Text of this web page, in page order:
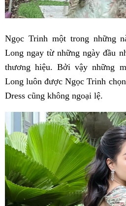
Ngọc Trinh một trong những
Long ngay từ những ngày đầu
thương hiệu. Bởi vậy những
Long luôn được Ngọc Trinh
Dress cũng không ngoại lệ.